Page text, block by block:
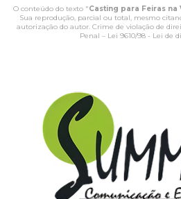
O conteúdo do texto "Casting para Feiras na
Sua reprodução, parcial ou total, mesmo
autorização do autor. Crime de violação de
Penal – Lei 9610/98 - Lei de